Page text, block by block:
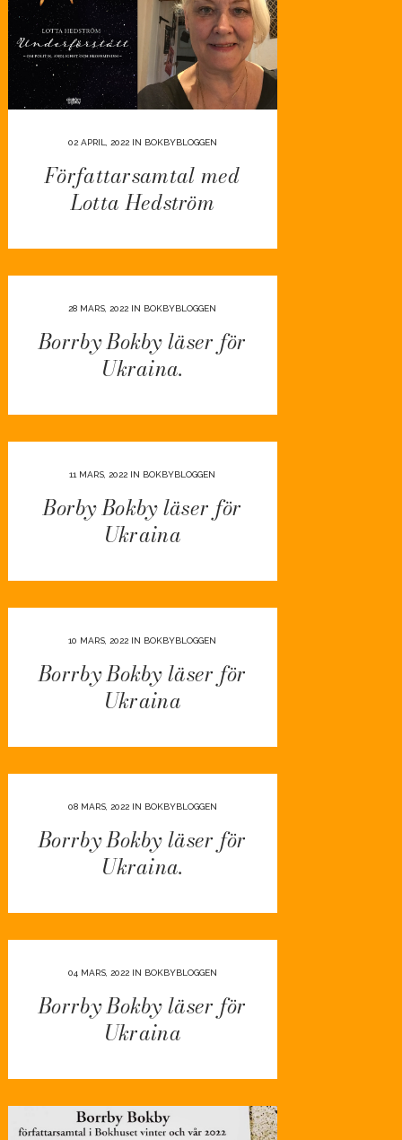
02 APRIL, 2022IN BOKBYBLOGGEN
Författarsamtal med
Lotta Hedström
28 MARS, 2022 IN BOKBYBLOGGEN
Borrby Bokby läser för
Ukraina.
11 MARS, 2022 IN BOKBYBLOGGEN
Borby Bokby läser för
Ukraina
10 MARS, 2022 IN BOKBYBLOGGEN
Borrby Bokby läser för
Ukraina
08 MARS, 2022IN BOKBYBLOGGEN
Borrby Bokby läser för
Ukraina.
04 MARS, 2022IN BOKBYBLOGGEN
Borrby Bokby läser för
Ukraina